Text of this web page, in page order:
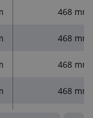
468 mm
468 mm
468 mm
468 mm